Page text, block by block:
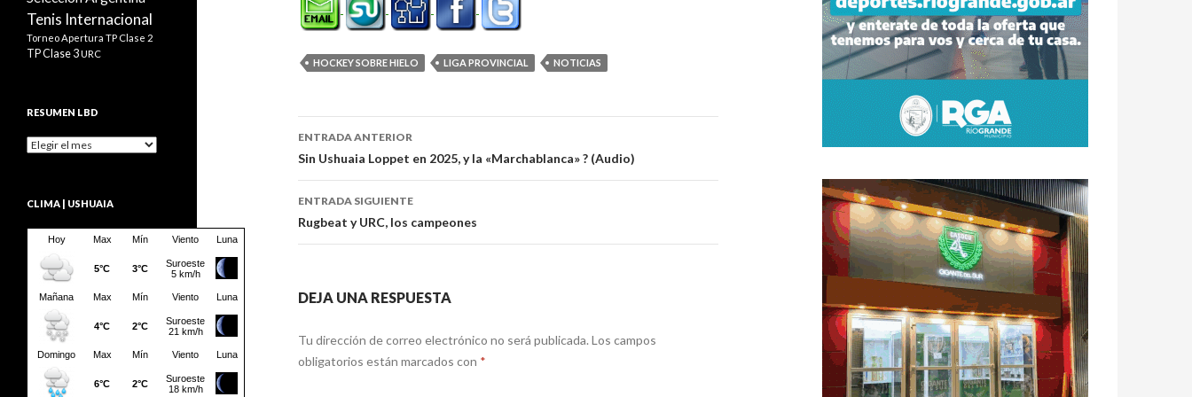
HOCKEY SOBRE HIELO LIGA PROVINCIAL NOTICIAS
Navegación
de
entradas
ENTRADA ANTERIOR
Sin Ushuaia Loppet en 2025, y la «Marchablanca» ? (Audio)
ENTRADA SIGUIENTE
Rugbeat y URC, los campeones
DEJA UNA RESPUESTA
Tu dirección de correo electrónico no será publicada. Los campos
obligatorios están marcados con *
Tenis Internacional
Torneo Apertura TP Clase 2
TP Clase 3URC
RESUMEN LBD
Resumen
CLIMA | USHUAIA